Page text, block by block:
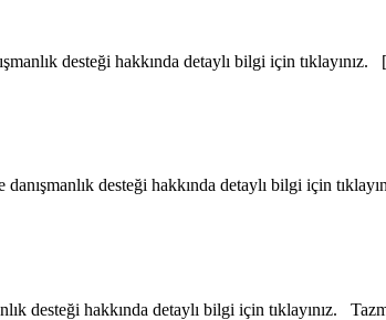
desteği hakkında detaylı bilgi için
desteği hakkında detaylı bilgi için
desteği hakkında detaylı bilgi için tıklayınız.